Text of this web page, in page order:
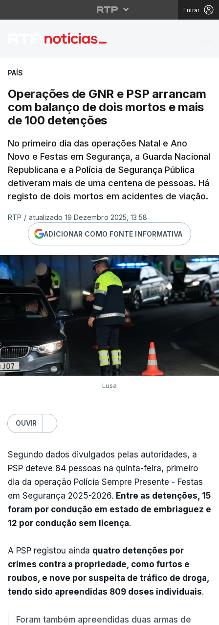
Entrar
Operações de GNR e
PAÍS
Operações de GNR e PSP arrancam
com balanço de dois mortos e mais
de 100 detenções
No primeiro dia das operações Natal e Ano
Novo e Festas em Segurança, a Guarda Nacional
Republicana e a Polícia de Segurança Pública
detiveram mais de uma centena de pessoas. Há
registo de dois mortos em acidentes de viação.
RTP / atualizado 19 Dezembro 2025, 13:58
ADICIONAR COMO FONTE INFORMATIVA
Lusa
OUVIR
Segundo dados divulgados pelas autoridades, a
PSP deteve 84 pessoas na quinta-feira, primeiro
dia da operação Polícia Sempre Presente - Festas
em Segurança 2025-2026. Entre as detenções, 15
foram por condução em estado de embriaguez e
12 por condução sem licença.
A PSP registou ainda quatro detenções por
crimes contra a propriedade, como furtos e
roubos, e nove por suspeita de tráfico de droga,
tendo sido apreendidas 809 doses individuais.
Foram também apreendidas duas armas de